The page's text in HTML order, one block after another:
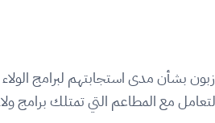
أُجريت على 1100 زبون بشأن مدى استجابتهم لبرامج